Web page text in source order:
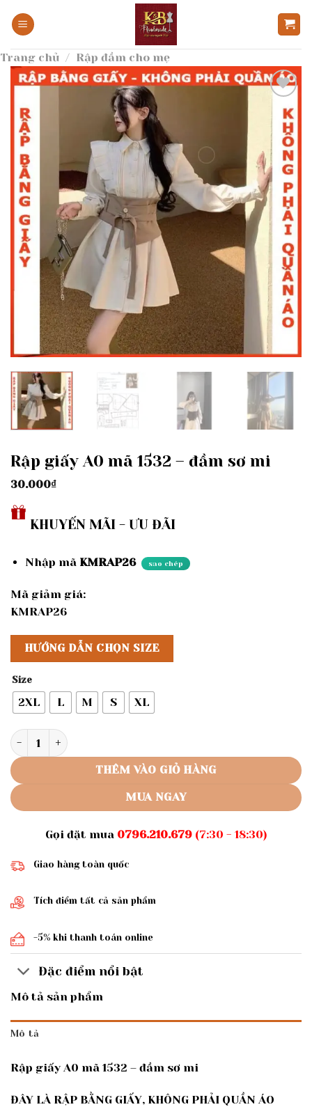
qua
dung
Trang chủ / Rập đầm cho mẹ
Add to
wishlist
Rập giấy A0 mã 1532 – đầm sơ mi
30.000₫
KHUYẾN MÃI - ƯU ĐÃI
Nhập mã KMRAP26 sao chép
Mã giảm giá:
KMRAP26
HƯỚNG DẪN CHỌN SIZE
Size
2XL L M S XL
Rập giấy A0 mã 1532 - đầm sơ mi số lượng
THÊM VÀO GIỎ HÀNG
MUA NGAY
Gọi đặt mua 0796.210.679(7:30 - 18:30)
Giao hàng toàn quốc
Tích điểm tất cả sản phẩm
-5% khi thanh toán online
Đặc điểm nổi bật
Mô tả sản phẩm
Mô tả
Rập giấy A0 mã 1532 – đầm sơ mi
ĐÂY LÀ RẬP BẰNG GIẤY, KHÔNG PHẢI QUẦN ÁO